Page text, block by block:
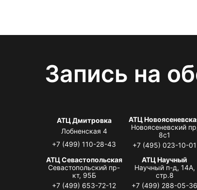
Запись на
АТЦ Дмитровка
Лобненская 4
+7 (499) 110-28-43
АТЦ
Новоясеневский
8с1
+7 (495) 023-10-01
АТЦ Севастопольская
Севастопольский пр-
кт, 95Б
+7 (499) 653-72-12
АТЦ Научный
Научный п-д, 14А,
стр.8
+7 (499) 288-05-36